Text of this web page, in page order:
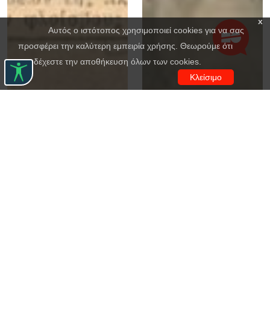
x
Αυτός ο ιστότοπος χρησιμοποιεί cookies για να σας
προσφέρει την καλύτερη εμπειρία χρήσης. Θεωρούμε ότι
αποδέχεστε την αποθήκευση όλων των cookies.
Κλείσιμο